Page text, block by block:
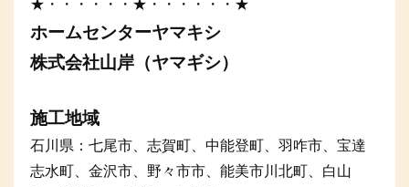
★・・・・・・★・・・・・・★
ホームセンターヤマキシ
株式会社山岸（ヤマギシ）
施工地域
石川県：七尾市、志賀町、中能登町、羽咋市、宝達
志水町、金沢市、野々市市、能美市川北町、白山